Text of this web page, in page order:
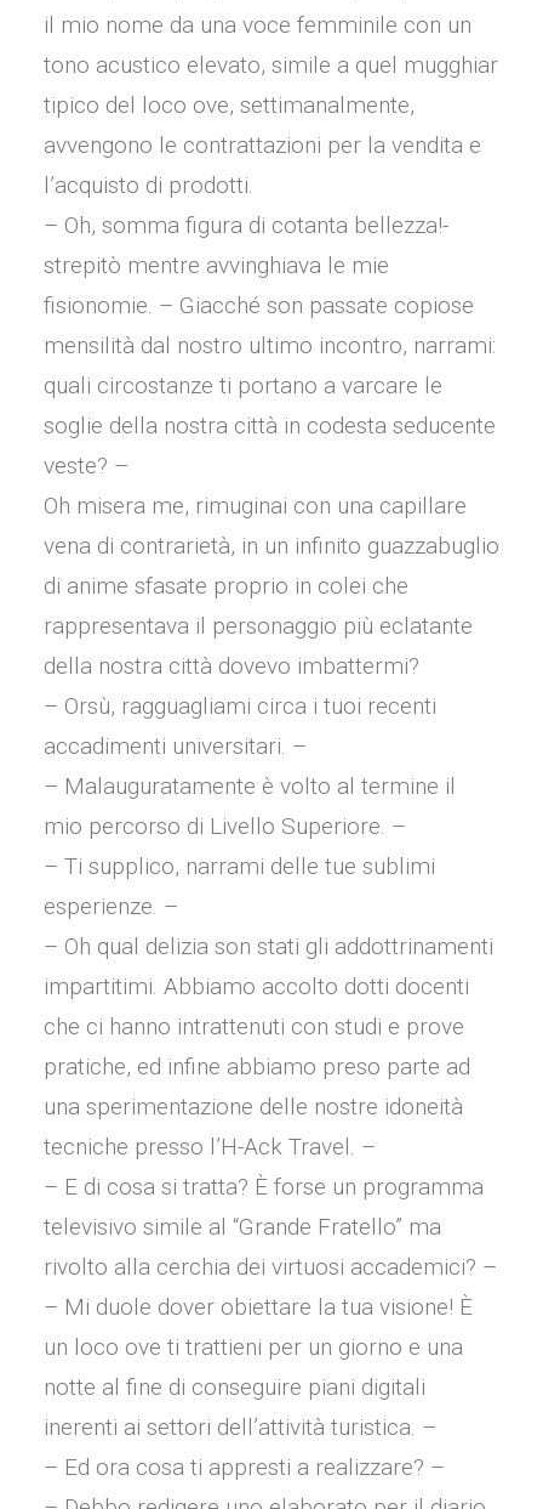
il mio nome da una voce femminile con un
tono acustico elevato, simile a quel mugghiar
tipico del loco ove, settimanalmente,
avvengono le contrattazioni per la vendita e
l’acquisto di prodotti.
– Oh, somma figura di cotanta bellezza!-
strepitò mentre avvinghiava le mie
fisionomie. – Giacché son passate copiose
mensilità dal nostro ultimo incontro, narrami:
quali circostanze ti portano a varcare le
soglie della nostra città in codesta seducente
veste? –
Oh misera me, rimuginai con una capillare
vena di contrarietà, in un infinito guazzabuglio
di anime sfasate proprio in colei che
rappresentava il personaggio più eclatante
della nostra città dovevo imbattermi?
– Orsù, ragguagliami circa i tuoi recenti
accadimenti universitari. –
– Malauguratamente è volto al termine il
mio percorso di Livello Superiore. –
– Ti supplico, narrami delle tue sublimi
esperienze. –
– Oh qual delizia son stati gli addottrinamenti
impartitimi. Abbiamo accolto dotti docenti
che ci hanno intrattenuti con studi e prove
pratiche, ed infine abbiamo preso parte ad
una sperimentazione delle nostre idoneità
tecniche presso l’H-Ack Travel. –
– E di cosa si tratta? È forse un programma
televisivo simile al “Grande Fratello” ma
rivolto alla cerchia dei virtuosi accademici? –
– Mi duole dover obiettare la tua visione! È
un loco ove ti trattieni per un giorno e una
notte al fine di conseguire piani digitali
inerenti ai settori dell’attività turistica. –
– Ed ora cosa ti appresti a realizzare? –